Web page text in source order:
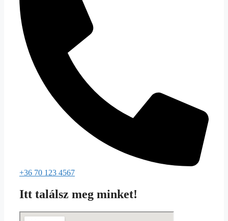
+36 70 123 4567
Itt találsz meg minket!